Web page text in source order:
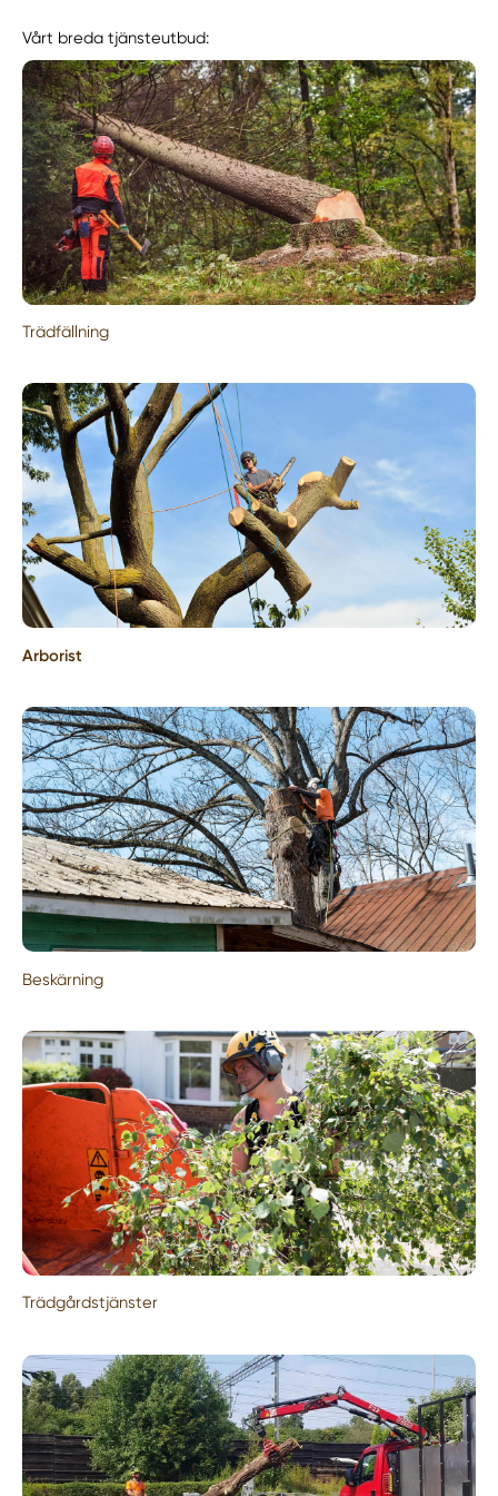
Vårt breda tjänsteutbud:
Trädfällning
Arborist
Beskärning
Trädgårdstjänster